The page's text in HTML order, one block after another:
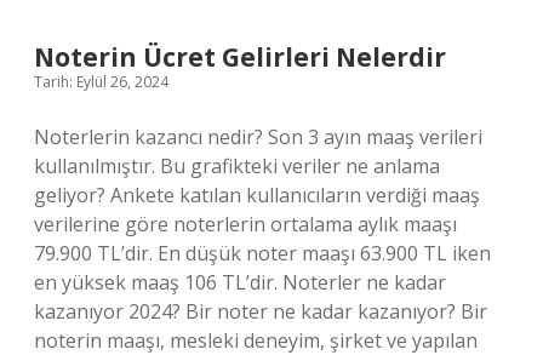
Noterin Ücret Gelirleri Nelerdir
Tarih: Eylül 26, 2024
Noterlerin kazancı nedir? Son 3 ayın maaş verileri
kullanılmıştır. Bu grafikteki veriler ne anlama
geliyor? Ankete katılan kullanıcıların verdiği maaş
verilerine göre noterlerin ortalama aylık maaşı
79.900 TL’dir. En düşük noter maaşı 63.900 TL iken
en yüksek maaş 106 TL’dir. Noterler ne kadar
kazanıyor 2024? Bir noter ne kadar kazanıyor? Bir
noterin maaşı, mesleki deneyim, şirket ve yapılan